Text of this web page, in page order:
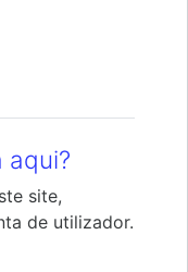
aqui?
site,
de utilizador.